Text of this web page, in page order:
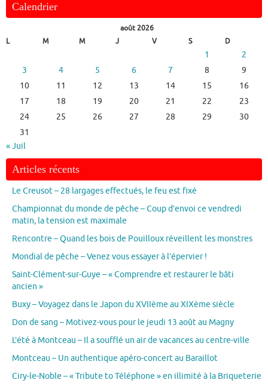
Calendrier
août 2026
L
M M J V S D
1
2
3
4 5 6 7 8
9
10
11 12 13 14 15
16
17
18 19 20 21 22
23
24
25 26 27 28 29
30
31
« Juil
Articles récents
Le Creusot – 28 largages effectués, le feu est fixé
Championnat du monde de pêche – Coup d’envoi ce vendredi
matin, la tension est maximale
Rencontre – Quand les bois de Pouilloux réveillent les monstres
Mondial de pêche – Venez vous essayer à l’épervier !
Saint-Clément-sur-Guye – « Comprendre et restaurer le bâti
ancien »
Buxy – Voyagez dans le Japon du XVIIème au XIXème siècle
Don de sang – Motivez-vous pour le jeudi 13 août au Magny
L’été à Montceau – Il a soufflé un air de vacances au centre-ville
Montceau – Un authentique apéro-concert au Baraillot
Ciry-le-Noble – « Tribute to Téléphone » en illimité à la Briqueterie